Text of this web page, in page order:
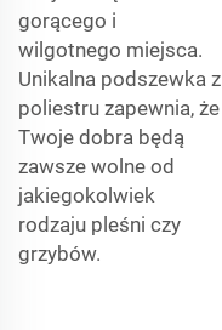
gorącego i
wilgotnego miejsca.
Unikalna podszewka z
poliestru zapewnia, że
Twoje dobra będą
zawsze wolne od
jakiegokolwiek
rodzaju pleśni czy
grzybów.